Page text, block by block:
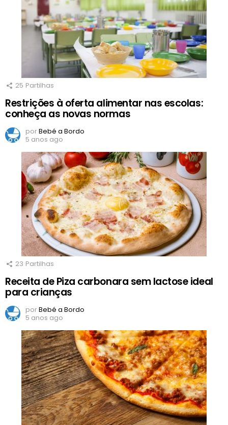
25 Partilhas
Restrições à oferta alimentar nas escolas:
conheça as novas normas
porBebé a Bordo
5 anos ago
23 Partilhas
Receita de Piza carbonara sem lactose ideal
para crianças
porBebé a Bordo
5 anos ago